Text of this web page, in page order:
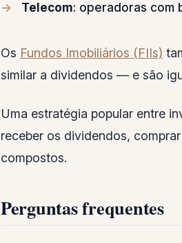
Telecom: operadoras com
Os Fundos Imobiliários (FIIs)
similar a dividendos — e são
Uma estratégia popular entre
receber os dividendos,
compostos.
Perguntas frequentes